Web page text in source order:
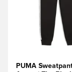
PUMA